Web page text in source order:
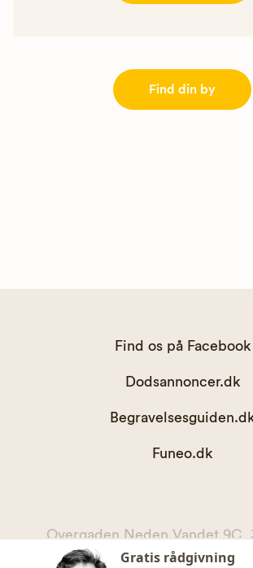
Find din by
Find os på Facebook
Dodsannoncer.dk
Funeo.dk
Overgaden Neden Vandet 9C,
København K
Gratis rådgivning